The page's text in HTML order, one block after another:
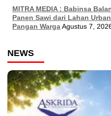
MITRA MEDIA : Babinsa
Panen Sawi dari Lahan
Pangan WargaAgustus 7,
NEWS